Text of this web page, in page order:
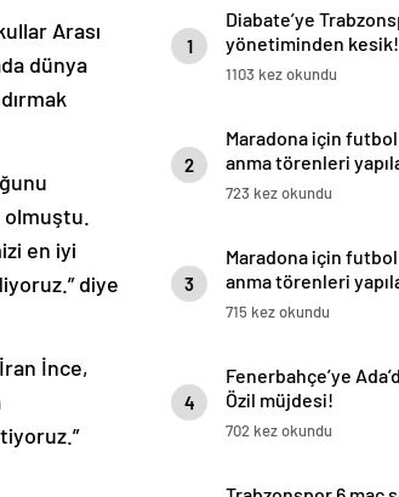
Arası
dünya
olmuştu.
en iyi
diye
İnce,
1
Diabate’ye
yönetiminden
1103 kez okundu
2
Maradona için
anma törenleri
723 kez okundu
3
Maradona için
anma törenleri
715 kez okundu
4
Fenerbahçe’ye
Özil müjdesi!
702 kez okundu